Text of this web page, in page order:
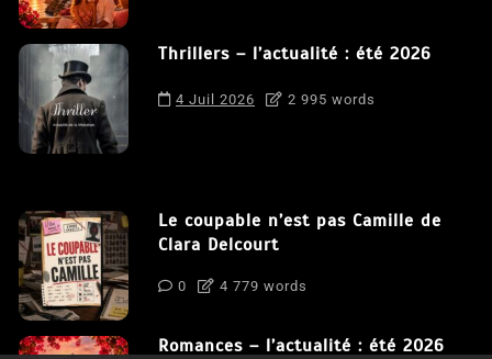
Thrillers – l’actualité : été 2026
4 Juil 2026 2 995 words
Le coupable n’est pas Camille de
Clara Delcourt
0 4 779 words
Romances – l’actualité : été 2026